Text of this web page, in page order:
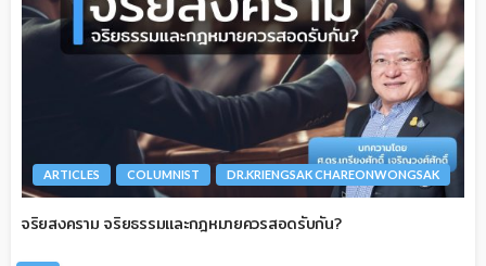
ARTICLES COLUMNIST DR.KRIENGSAK CHAREONWONGSAK
จริยสงคราม จริยธรรมและกฎหมายควรสอดรับกัน?